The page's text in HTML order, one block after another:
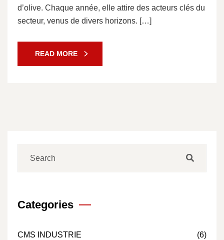
d’olive. Chaque année, elle attire des acteurs clés du
secteur, venus de divers horizons. […]
READ MORE
Categories
CMS INDUSTRIE (6)